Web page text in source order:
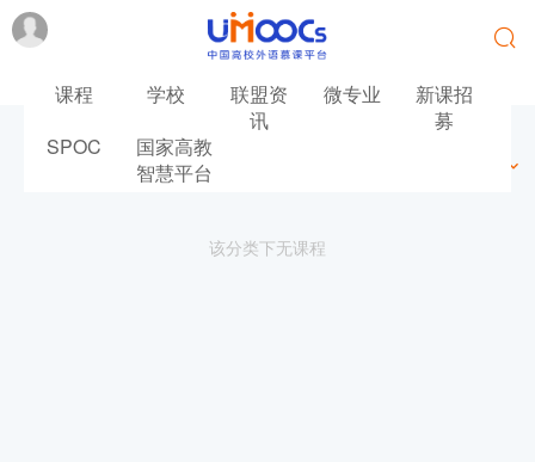
课程 学校
联盟资
讯
微专业
新课招
募
SPOC
国家高教
智慧平台
该分类下无课程